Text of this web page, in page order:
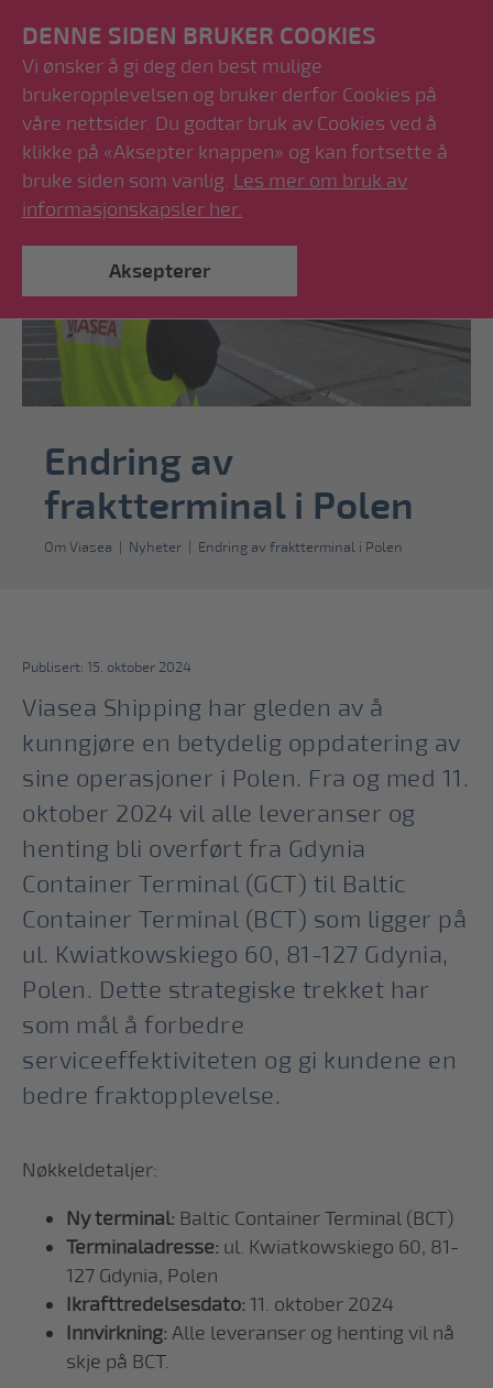
DENNE SIDEN BRUKER COOKIES
Vi ønsker å gi deg den best mulige
brukeropplevelsen og bruker derfor Cookies på
våre nettsider. Du godtar bruk av Cookies ved å
klikke på «Aksepter knappen» og kan fortsette å
bruke siden som vanlig. Les mer om bruk av
informasjonskapsler her.
Aksepterer
Endring av
fraktterminal i Polen
Om Viasea | Nyheter | Endring av fraktterminal i Polen
Publisert: 15. oktober 2024
Viasea Shipping har gleden av å
kunngjøre en betydelig oppdatering av
sine operasjoner i Polen. Fra og med 11.
oktober 2024 vil alle leveranser og
henting bli overført fra Gdynia
Container Terminal (GCT) til Baltic
Container Terminal (BCT) som ligger på
ul. Kwiatkowskiego 60, 81-127 Gdynia,
Polen. Dette strategiske trekket har
som mål å forbedre
serviceeffektiviteten og gi kundene en
bedre fraktopplevelse.
Nøkkeldetaljer:
Ny terminal: Baltic Container Terminal (BCT)
Terminaladresse: ul. Kwiatkowskiego 60, 81-
127 Gdynia, Polen
Ikrafttredelsesdato: 11. oktober 2024
Innvirkning: Alle leveranser og henting vil nå
skje på BCT.